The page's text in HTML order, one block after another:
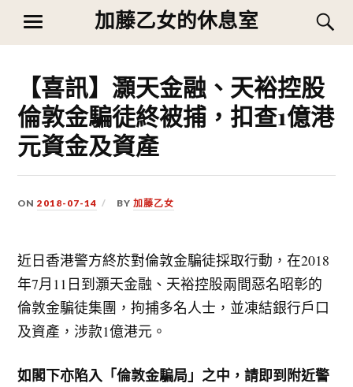
content
加藤乙女的休息室
MENU
【喜訊】灝天金融、天裕控股
倫敦金騙徒終被捕，扣查1億港
元資金及資產
ON2018-07-14 BY加藤乙女
近日香港警方終於對倫敦金騙徒採取行動，在2018
年7月11日到灝天金融、天裕控股兩間惡名昭彰的
倫敦金騙徒集團，拘捕多名人士，並凍結銀行戶口
及資產，涉款1億港元。
如閣下亦陷入「倫敦金騙局」之中，請即到附近警